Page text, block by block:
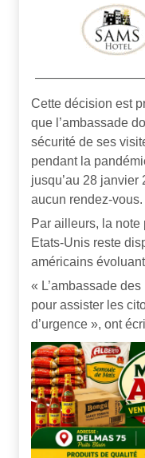
Cette décision est
que l’ambassade
sécurité de ses
pendant la
jusqu’au 28 janvier
aucun rendez-vous.
Par ailleurs, la note
Etats-Unis reste
américains
« L’ambassade
pour assister les
d’urgence », ont